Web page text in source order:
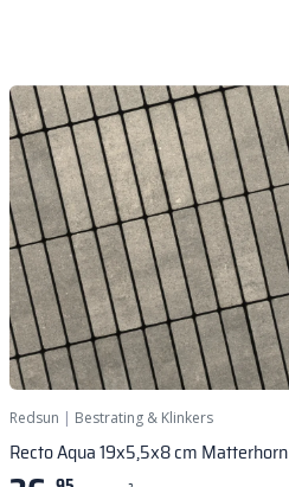
Redsun | Bestrating & Klinkers
Recto Aqua 19x5,5x8 cm Matterhorn